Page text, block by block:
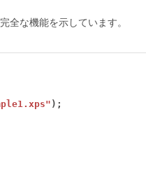
全な機能を示しています。
);